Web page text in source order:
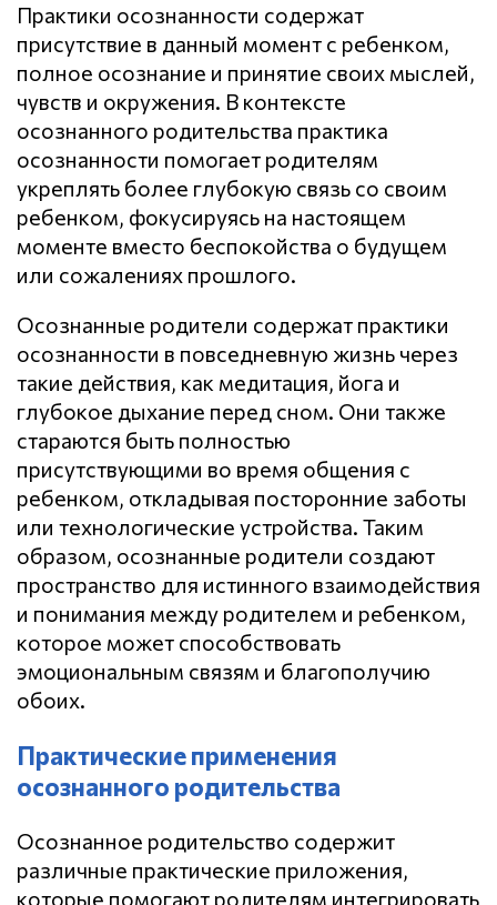
Практики осознанности содержат
присутствие в данный момент с ребенком,
полное осознание и принятие своих мыслей,
чувств и окружения. В контексте
осознанного родительства практика
осознанности помогает родителям
укреплять более глубокую связь со своим
ребенком, фокусируясь на настоящем
моменте вместо беспокойства о будущем
или сожалениях прошлого.
Осознанные родители содержат практики
осознанности в повседневную жизнь через
такие действия, как медитация, йога и
глубокое дыхание перед сном. Они также
стараются быть полностью
присутствующими во время общения с
ребенком, откладывая посторонние заботы
или технологические устройства. Таким
образом, осознанные родители создают
пространство для истинного взаимодействия
и понимания между родителем и ребенком,
которое может способствовать
эмоциональным связям и благополучию
обоих.
Практические применения
осознанного родительства
Осознанное родительство содержит
различные практические приложения,
которые помогают родителям интегрировать